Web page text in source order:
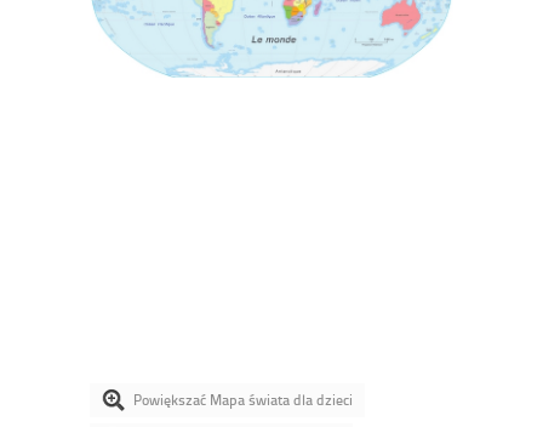
Powiększać Mapa świata dla dzieci